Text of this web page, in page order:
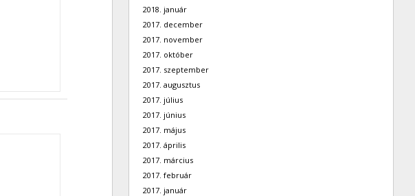
2018. január
2017. december
2017. november
2017. október
2017. szeptember
2017. augusztus
2017. július
2017. június
2017. május
2017. április
2017. március
2017. február
2017. január